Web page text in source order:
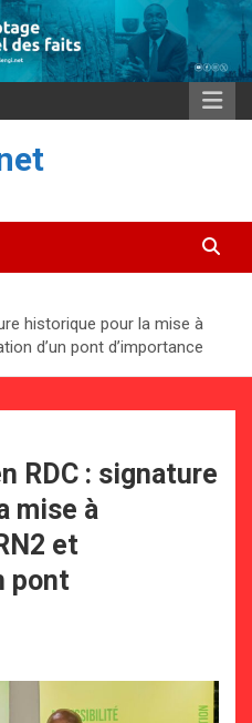
historique pour la mise à
d’un pont d’importance
RDC : signature
mise à
et
pont